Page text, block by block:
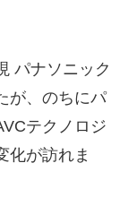
パナソニック
が、のちにパ
テクノロジ
化が訪れま